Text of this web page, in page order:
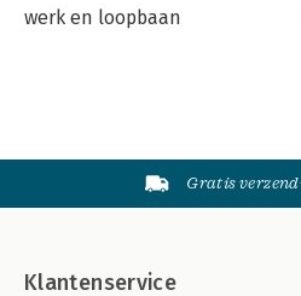
werk en loopbaan
Gratis
Klantenservice